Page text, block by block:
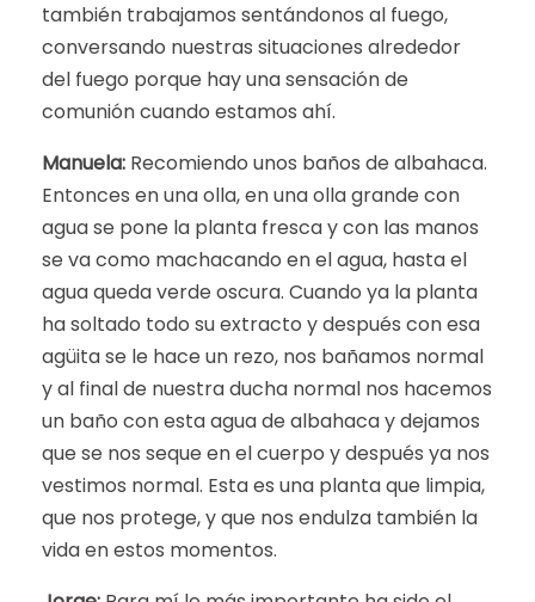
también trabajamos sentándonos al fuego,
conversando nuestras situaciones alrededor
del fuego porque hay una sensación de
comunión cuando estamos ahí.
Manuela: Recomiendo unos baños de albahaca.
Entonces en una olla, en una olla grande con
agua se pone la planta fresca y con las manos
se va como machacando en el agua, hasta el
agua queda verde oscura. Cuando ya la planta
ha soltado todo su extracto y después con esa
agüita se le hace un rezo, nos bañamos normal
y al final de nuestra ducha normal nos hacemos
un baño con esta agua de albahaca y dejamos
que se nos seque en el cuerpo y después ya nos
vestimos normal. Esta es una planta que limpia,
que nos protege, y que nos endulza también la
vida en estos momentos.